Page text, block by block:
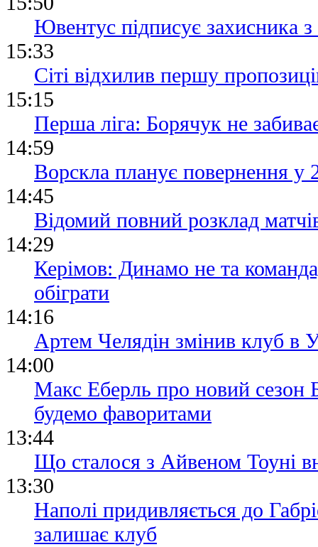
Ювентус підписує захисника
15:33
Сіті відхилив першу
15:15
Перша ліга: Борячук не
14:59
Ворскла планує повернення у
14:45
Відомий повний розклад
14:29
Керімов: Динамо не та
обіграти
14:16
Артем Челядін змінив клуб в
14:00
Макс Еберль про новий сезон
будемо фаворитами
13:44
Що сталося з Айвеном Тоуні
13:30
Наполі придивляється до
залишає клуб